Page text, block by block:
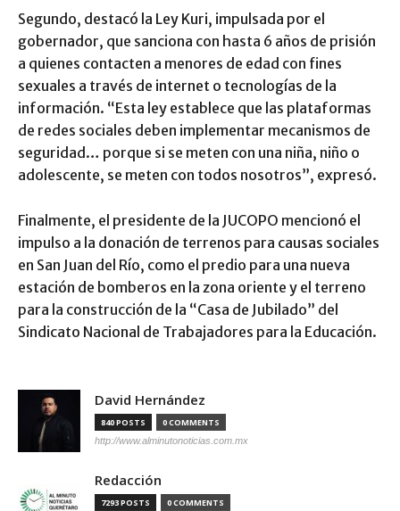
Segundo, destacó la Ley Kuri, impulsada por el
gobernador, que sanciona con hasta 6 años de prisión
a quienes contacten a menores de edad con fines
sexuales a través de internet o tecnologías de la
información. “Esta ley establece que las plataformas
de redes sociales deben implementar mecanismos de
seguridad… porque si se meten con una niña, niño o
adolescente, se meten con todos nosotros”, expresó.
Finalmente, el presidente de la JUCOPO mencionó el
impulso a la donación de terrenos para causas sociales
en San Juan del Río, como el predio para una nueva
estación de bomberos en la zona oriente y el terreno
para la construcción de la “Casa de Jubilado” del
Sindicato Nacional de Trabajadores para la Educación.
David Hernández
840 POSTS 0 COMMENTS
http://www.alminutonoticias.com.mx
Redacción
7293 POSTS 0 COMMENTS